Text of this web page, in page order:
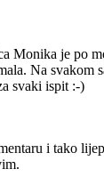
Monika je po
Na svakom
svaki ispit :-)
i tako